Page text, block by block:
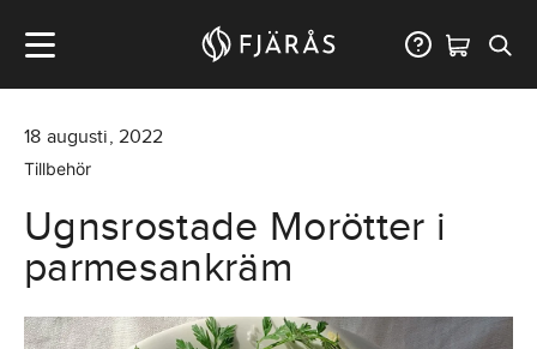
18 augusti, 2022
Tillbehör
Ugnsrostade Morötter i
parmesankräm